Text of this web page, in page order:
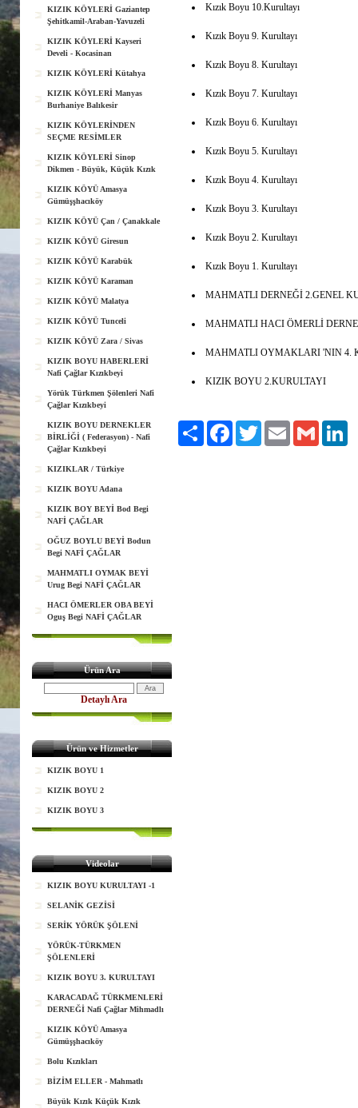
KIZIK KÖYLERİ Gaziantep
Şehitkamil-Araban-Yavuzeli
KIZIK KÖYLERİ Kayseri
Develi - Kocasinan
KIZIK KÖYLERİ Kütahya
KIZIK KÖYLERİ Manyas
Burhaniye Balıkesir
KIZIK KÖYLERİNDEN
SEÇME RESİMLER
KIZIK KÖYLERİ Sinop
Dikmen - Büyük, Küçük Kızık
KIZIK KÖYÜ Amasya
Gümüşşhacıköy
KIZIK KÖYÜ Çan / Çanakkale
KIZIK KÖYÜ Giresun
KIZIK KÖYÜ Karabük
KIZIK KÖYÜ Karaman
KIZIK KÖYÜ Malatya
KIZIK KÖYÜ Tunceli
KIZIK KÖYÜ Zara / Sivas
KIZIK BOYU HABERLERİ
Nafi Çağlar Kızıkbeyi
Yörük Türkmen Şölenleri Nafi
Çağlar Kızıkbeyi
KIZIK BOYU DERNEKLER
BİRLİĞİ ( Federasyon) - Nafi
Çağlar Kızıkbeyi
KIZIKLAR / Türkiye
KIZIK BOYU Adana
KIZIK BOY BEYİ Bod Begi
NAFİ ÇAĞLAR
OĞUZ BOYLU BEYİ Bodun
Begi NAFİ ÇAĞLAR
MAHMATLI OYMAK BEYİ
Urug Begi NAFİ ÇAĞLAR
HACI ÖMERLER OBA BEYİ
Oguş Begi NAFİ ÇAĞLAR
Ürün Ara
Detaylı Ara
Ürün ve Hizmetler
KIZIK BOYU 1
KIZIK BOYU 2
KIZIK BOYU 3
Videolar
KIZIK BOYU KURULTAYI -1
SELANİK GEZİSİ
SERİK YÖRÜK ŞÖLENİ
YÖRÜK-TÜRKMEN
ŞÖLENLERİ
KIZIK BOYU 3. KURULTAYI
KARACADAĞ TÜRKMENLERİ
DERNEĞİ Nafi Çağlar Mihmadlı
KIZIK KÖYÜ Amasya
Gümüşşhacıköy
Bolu Kızıkları
BİZİM ELLER - Mahmatlı
Büyük Kızık Küçük Kızık
Kızık Boyu 10.Kurultayı
Kızık Boyu 9. Kurultayı
Kızık Boyu 8. Kurultayı
Kızık Boyu 7. Kurultayı
Kızık Boyu 6. Kurultayı
Kızık Boyu 5. Kurultayı
Kızık Boyu 4. Kurultayı
Kızık Boyu 3. Kurultayı
Kızık Boyu 2. Kurultayı
Kızık Boyu 1. Kurultayı
MAHMATLI DERNEĞİ 2.GENEL
MAHMATLI HACI ÖMERLİ
MAHMATLI OYMAKLARI 'NIN 4.
KIZIK BOYU 2.KURULTAYI
Paylaş FacebookTwitter Email Gmail